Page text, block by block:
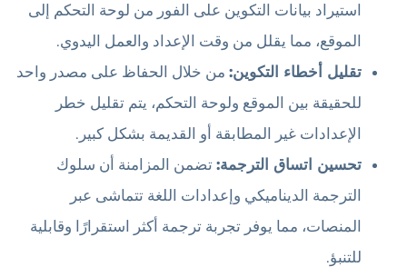
استيراد بيانات التكوين على الفور من لوحة التحكم إلى
الموقع، مما يقلل من وقت الإعداد والعمل اليدوي.
تقليل أخطاء التكوين: من خلال الحفاظ على مصدر واحد
للحقيقة بين الموقع ولوحة التحكم، يتم تقليل خطر
الإعدادات غير المطابقة أو القديمة بشكل كبير.
تحسين اتساق الترجمة: تضمن المزامنة أن سلوك
الترجمة الديناميكي وإعدادات اللغة تتماشى عبر
المنصات، مما يوفر تجربة ترجمة أكثر استقرارًا وقابلية
للتنبؤ.